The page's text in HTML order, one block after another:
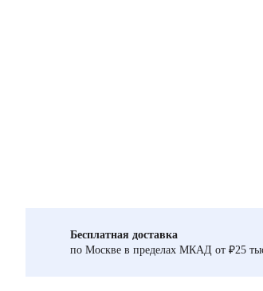
Бесплатная доставка
по Москве в пределах МКАД от ₽25